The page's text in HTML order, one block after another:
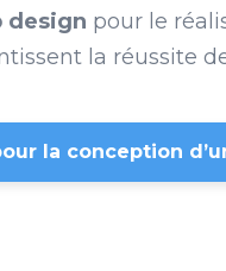
design pour le
la réussite
la conception